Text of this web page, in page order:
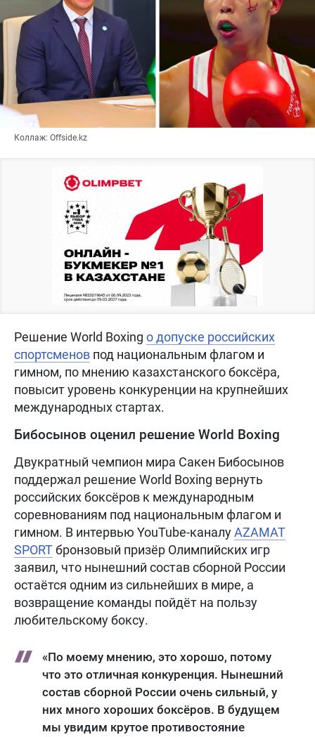
Коллаж: Offside.kz
Решение World Boxing о допуске российских
спортсменов под национальным флагом и
гимном, по мнению казахстанского боксёра,
повысит уровень конкуренции на крупнейших
международных стартах.
Бибосынов оценил решение World Boxing
Двукратный чемпион мира Сакен Бибосынов
поддержал решение World Boxing вернуть
российских боксёров к международным
соревнованиям под национальным флагом и
гимном. В интервью YouTube-каналуAZAMAT
SPORTбронзовый призёр Олимпийских игр
заявил, что нынешний состав сборной России
остаётся одним из сильнейших в мире, а
возвращение команды пойдёт на пользу
любительскому боксу.
«По моему мнению, это хорошо, потому
что это отличная конкуренция. Нынешний
состав сборной России очень сильный, у
них много хороших боксёров. В будущем
мы увидим крутое противостояние